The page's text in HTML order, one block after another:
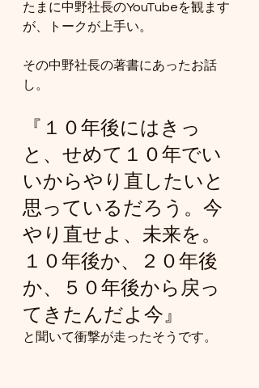
たまに中野社長のYouTubeを観ます
が、トークが上手い。
その中野社長の著書にあったお話
し。
『１０年後にはきっ
と、せめて１０年でい
いからやり直したいと
思っているだろう。今
やり直せよ、未来を。
１０年後か、２０年後
か、５０年後から戻っ
てきたんだよ今』
と聞いて衝撃が走ったそうです。